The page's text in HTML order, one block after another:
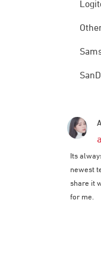
Its
newest
share it
for me.